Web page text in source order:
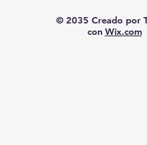
© 2035 Creado por
con Wix.com